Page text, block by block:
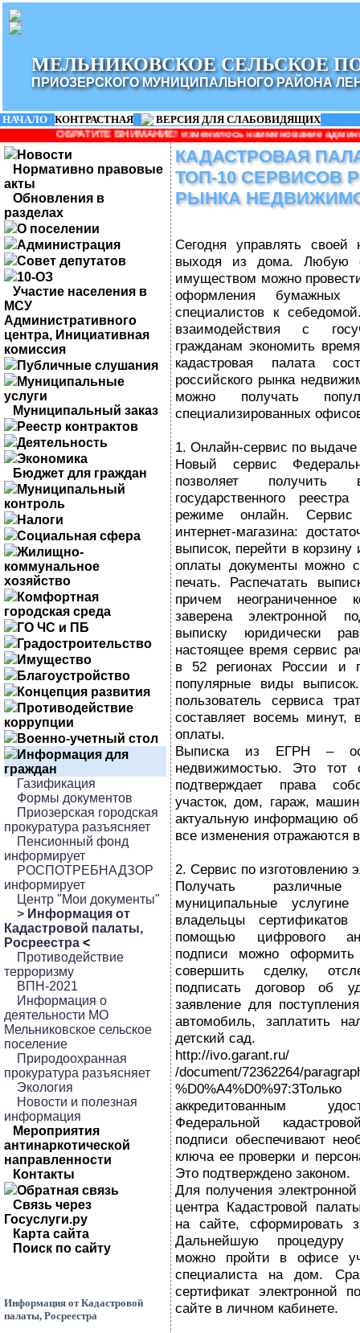
МЕЛЬНИКОВСКОЕ СЕЛЬСКОЕ
ПРИОЗЕРСКОГО МУНИЦИПАЛЬНОГО РАЙОНА
НАЧАЛО | КОНТРАСТНАЯ |
ВЕРСИЯ ДЛЯ СЛАБОВИДЯЩИХ
ВНИМАНИЕ! изменилось наименование администрации:
Новости
Нормативно правовые
акты
Обновления в
разделах
О поселении
Администрация
Совет депутатов
10-ОЗ
Участие населения в
МСУ
Административного
центра, Инициативная
комиссия
Публичные слушания
Муниципальные
услуги
Муниципальный заказ
Реестр контрактов
Деятельность
Экономика
Бюджет для граждан
Муниципальный
контроль
Налоги
Социальная сфера
Жилищно-
коммунальное
хозяйство
Комфортная
городская среда
ГО ЧС и ПБ
Градостроительство
Имущество
Благоустройство
Концепция развития
Противодействие
коррупции
Военно-учетный стол
Информация для
граждан
Газификация
Формы документов
Приозерская городская
прокуратура разъясняет
Пенсионный фонд
информирует
РОСПОТРЕБНАДЗОР
информирует
Центр "Мои документы"
> Информация от
Кадастровой палаты,
Росреестра <
Противодействие
терроризму
ВПН-2021
Информация о
деятельности МО
Мельниковское сельское
поселение
Природоохранная
прокуратура разъясняет
Экология
Новости и полезная
информация
Мероприятия
антинаркотической
направленности
Контакты
Обратная связь
Связь через
Госуслуги.ру
Карта сайта
Поиск по сайту
Информация от Кадастровой
палаты, Росреестра
КАДАСТРОВАЯ
ТОП-10 СЕРВИСОВ
РЫНКА
Сегодня управлять
выходя из дома. Любую
имуществом можно
оформления бумажных
специалистов к
взаимодействия с
гражданам экономить
кадастровая палата
российского рынка
можно получать
специализированных
1. Онлайн-сервис по
Новый сервис
позволяет
государственного
режиме онлайн.
интернет-магазина:
выписок, перейти в
оплаты документы можно
печать. Распечатать
причем неограниченное
заверена электронной
выписку юридически
настоящее время сервис
в 52 регионах России и
популярные виды
пользователь сервиса
составляет восемь минут,
оплаты.
Выписка из ЕГРН –
недвижимостью. Это тот
подтверждает права
участок, дом, гараж,
актуальную информацию об
все изменения отражаются
2. Сервис по изготовлению
Получать
муниципальные
владельцы
помощью цифрового
подписи можно
совершить сделку,
подписать договор об
заявление для
автомобиль, заплатить
детский сад.
http://
/document/72362264/
аккредитованным
Федеральной
подписи обеспечивают
ключа ее проверки и
Это подтверждено законом.
Для получения
центра Кадастровой
на сайте, сформировать
Дальнейшую процедуру
можно пройти в офисе
специалиста на дом.
сертификат электронной
сайте в личном кабинете.